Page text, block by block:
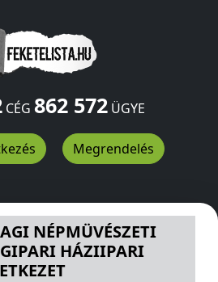
CÉG 862 572ÜGYE
Megrendelés
AGYAGIPARI HÁZIIPARI
NÉPMÜVÉSZETI
HÁZIIPARI